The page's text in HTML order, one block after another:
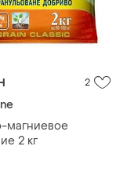
2
магниевое
2 кг